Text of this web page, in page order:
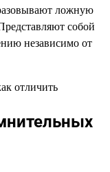
ложную
собой
независимо от